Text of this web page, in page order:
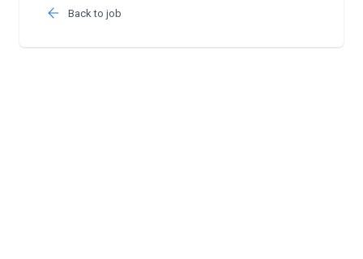
Back to job